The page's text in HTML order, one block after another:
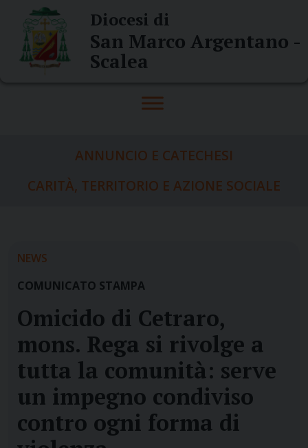
content
Diocesi di
San Marco Argentano -
Scalea
ANNUNCIO E CATECHESI
CARITÀ, TERRITORIO E AZIONE SOCIALE
NEWS
COMUNICATO STAMPA
Omicido di Cetraro,
mons. Rega si rivolge a
tutta la comunità: serve
un impegno condiviso
contro ogni forma di